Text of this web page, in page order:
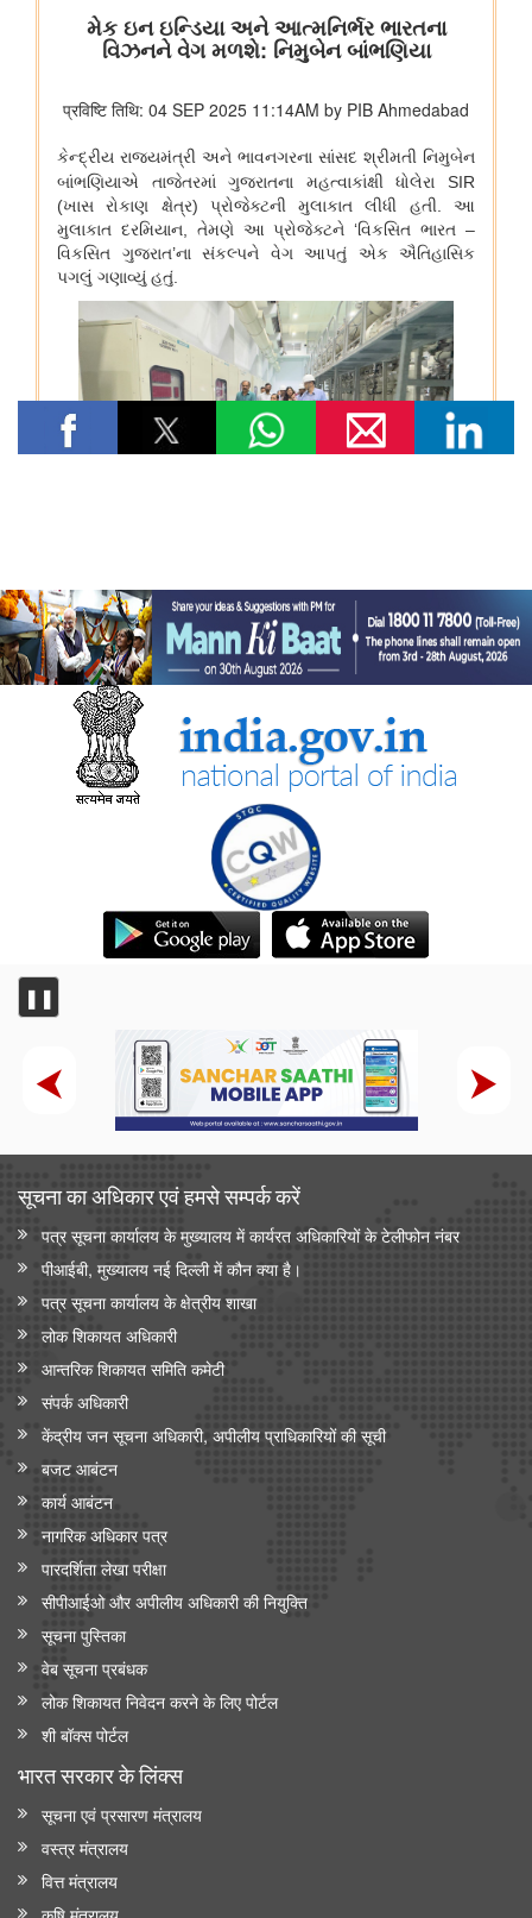
खेल मंत्री डॉ. मनसुख मांडविया ने गुजरात के हनोल से युवाओं, माई भारत और
एनएसएस के साथ ‘फिट इंडिया संडे ऑन साइकिल’ के 85वें संस्करण का
केंद्रीकृत जन शिकायत निवारण और निगरानी प्रणाली (सीपीग्राम)
❚❚
सूचना का अधिकार एवं हमसे सम्‍पर्क करें
पत्र सूचना कार्यालय के मुख्यालय में कार्यरत अधिकारियों के टेलीफोन नंबर
पीआईबी, मुख्यालय नई दिल्ली में कौन क्या है।
पत्र सूचना कार्यालय के क्षेत्रीय शाखा
लोक शिकायत अधिकारी
आन्‍तरिक शिकायत समिति कमेटी
संपर्क अधिकारी
केंद्रीय जन सूचना अधिकारी, अपीलीय प्राधिकारियों की सूची
बजट आबंटन
कार्य आबंटन
नागरिक अधिकार पत्र
पारदर्शिता लेखा परीक्षा
सीपीआईओ और अपी‍लीय अधिकारी की नियुक्ति
सूचना पुस्तिका
वेब सूचना प्रबंधक
लोक शिकायत निवेदन करने के लिए पोर्टल
शी बॉक्स पोर्टल
भारत सरकार के लिंक्‍स
सूचना एवं प्रसारण मंत्रालय
वस्त्र मंत्रालय
वित्त मंत्रालय